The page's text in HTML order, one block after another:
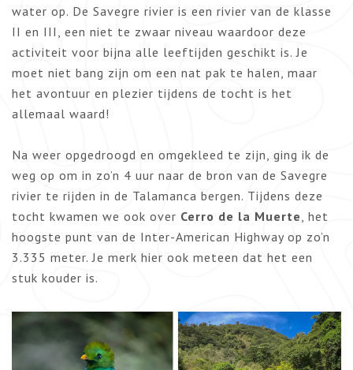
water op. De Savegre rivier is een rivier van de klasse
II en III, een niet te zwaar niveau waardoor deze
activiteit voor bijna alle leeftijden geschikt is. Je
moet niet bang zijn om een nat pak te halen, maar
het avontuur en plezier tijdens de tocht is het
allemaal waard!
Na weer opgedroogd en omgekleed te zijn, ging ik de
weg op om in zo’n 4 uur naar de bron van de Savegre
rivier te rijden in de Talamanca bergen. Tijdens deze
tocht kwamen we ook over Cerro de la Muerte, het
hoogste punt van de Inter-American Highway op zo’n
3.335 meter. Je merk hier ook meteen dat het een
stuk kouder is.